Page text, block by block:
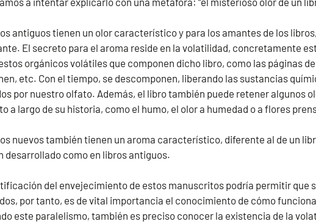
antiguos tienen un olor característico y para los amantes de los
El secreto para el aroma reside en la volatilidad, concretamente
orgánicos volátiles que componen dicho libro, como las páginas
etc. Con el tiempo, se descomponen, liberando las sustancias
por nuestro olfato. Además, el libro también puede retener algunos
a largo de su historia, como el humo, el olor a humedad o a flores
nuevos también tienen un aroma característico, diferente al de un
desarrollado como en libros antiguos.
del envejecimiento de estos manuscritos podría permitir que
por tanto, es de vital importancia el conocimiento de cómo
este paralelismo, también es preciso conocer la existencia de la